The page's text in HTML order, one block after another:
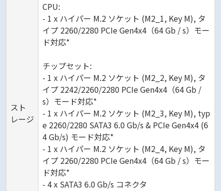
スト
レージ
CPU:
- 1 x ハイパー M.2 ソケット (M2_1, Key M), タ
イプ 2260/2280 PCIe Gen4x4（64 Gb / s）モー
ド対応*
チップセット:
- 1 x ハイパー M.2 ソケット (M2_2, Key M), タ
イプ 2242/2260/2280 PCIe Gen4x4（64 Gb /
s）モード対応*
- 1 x ハイパー M.2 ソケット (M2_3, Key M), typ
e 2260/2280 SATA3 6.0 Gb/s & PCIe Gen4x4 (6
4 Gb/s) モード対応*
- 1 x ハイパー M.2 ソケット (M2_4, Key M), タ
イプ 2260/2280 PCIe Gen4x4（64 Gb / s）モー
ド対応*
- 4 x SATA3 6.0 Gb/s コネクタ